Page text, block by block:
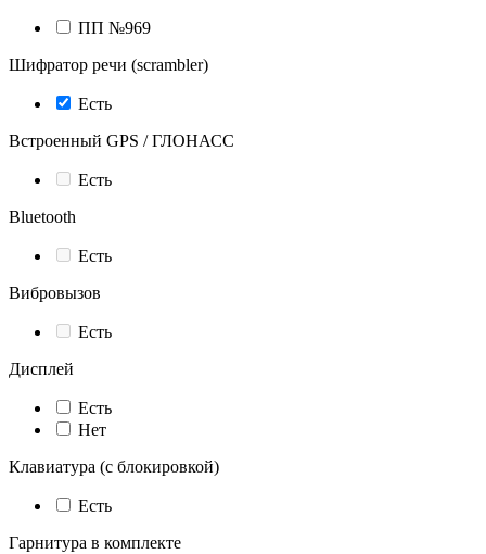
ПП №969
Шифратор речи (scrambler)
Есть
Встроенный GPS / ГЛОНАСС
Есть
Bluetooth
Есть
Вибровызов
Есть
Дисплей
Есть
Нет
Клавиатура (с блокировкой)
Есть
Гарнитура в комплекте